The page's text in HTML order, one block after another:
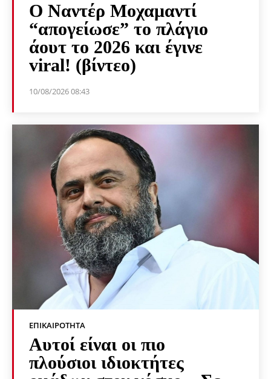
Ο Ναντέρ Μοχαμαντί
“απογείωσε” το πλάγιο
άουτ το 2026 και έγινε
viral! (βίντεο)
10/08/2026 08:43
ΕΠΙΚΑΙΡΌΤΗΤΑ
Αυτοί είναι οι πιο
πλούσιοι ιδιοκτήτες